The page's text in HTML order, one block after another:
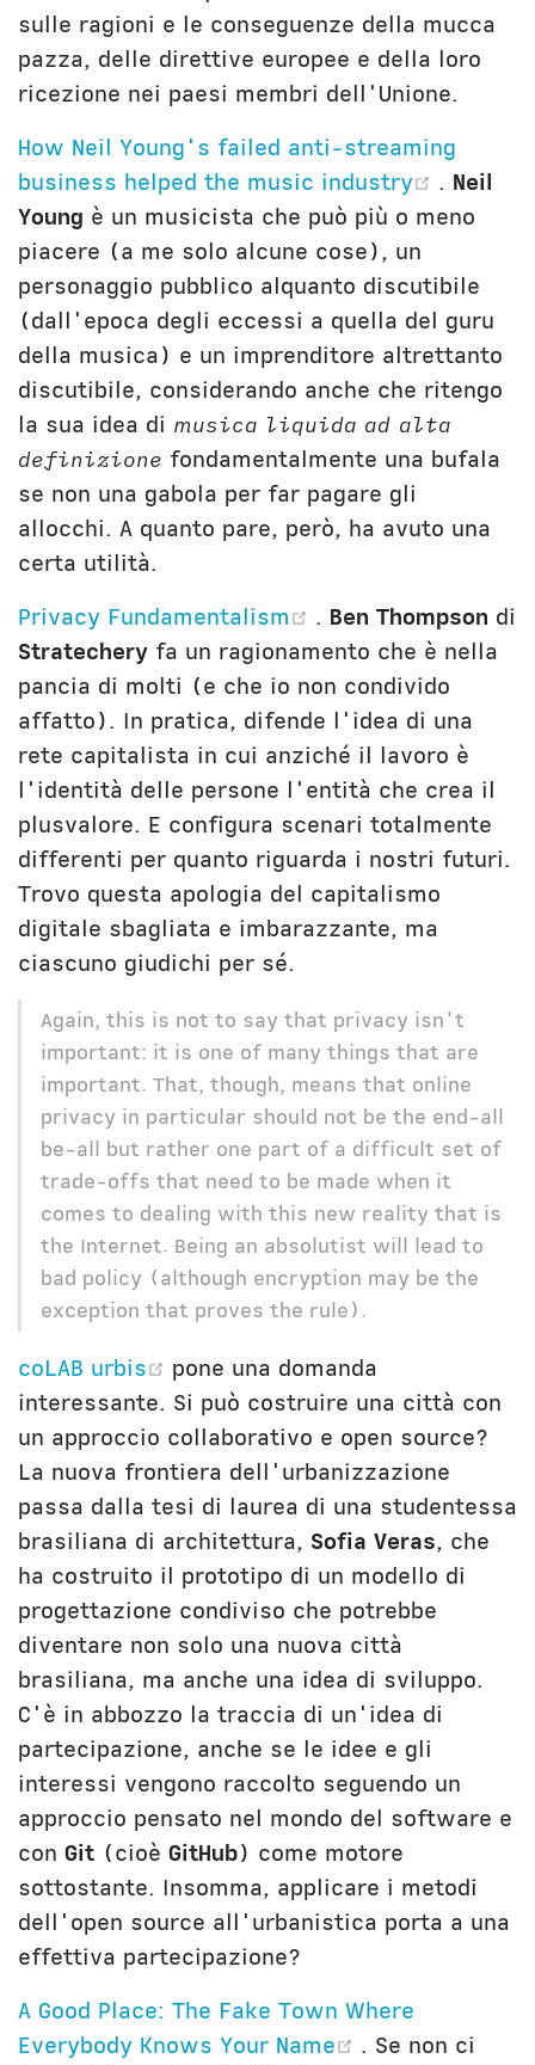
sulle ragioni e le conseguenze della mucca
pazza, delle direttive europee e della loro
ricezione nei paesi membri dell'Unione.
How Neil Young's failed anti-streaming
business helped the music industry
(opens
. Neil
Young è un musicista che può più o meno
piacere (a me solo alcune cose), un
personaggio pubblico alquanto discutibile
(dall'epoca degli eccessi a quella del guru
della musica) e un imprenditore altrettanto
discutibile, considerando anche che ritengo
la sua idea di musica liquida ad alta
definizione fondamentalmente una bufala
se non una gabola per far pagare gli
allocchi. A quanto pare, però, ha avuto una
certa utilità.
Privacy Fundamentalism
(opens new
. Ben Thompson di
Stratechery fa un ragionamento che è nella
pancia di molti (e che io non condivido
affatto). In pratica, difende l'idea di una
rete capitalista in cui anziché il lavoro è
l'identità delle persone l'entità che crea il
plusvalore. E configura scenari totalmente
differenti per quanto riguarda i nostri futuri.
Trovo questa apologia del capitalismo
digitale sbagliata e imbarazzante, ma
ciascuno giudichi per sé.
Again, this is not to say that privacy isn't
important: it is one of many things that are
important. That, though, means that online
privacy in particular should not be the end-all
be-all but rather one part of a difficult set of
trade-offs that need to be made when it
comes to dealing with this new reality that is
the Internet. Being an absolutist will lead to
bad policy (although encryption may be the
exception that proves the rule).
coLAB urbis (opens new window)
pone una domanda
interessante. Si può costruire una città con
un approccio collaborativo e open source?
La nuova frontiera dell'urbanizzazione
passa dalla tesi di laurea di una studentessa
brasiliana di architettura, Sofia Veras, che
ha costruito il prototipo di un modello di
progettazione condiviso che potrebbe
diventare non solo una nuova città
brasiliana, ma anche una idea di sviluppo.
C'è in abbozzo la traccia di un'idea di
partecipazione, anche se le idee e gli
interessi vengono raccolto seguendo un
approccio pensato nel mondo del software e
con Git (cioè GitHub) come motore
sottostante. Insomma, applicare i metodi
dell'open source all'urbanistica porta a una
effettiva partecipazione?
A Good Place: The Fake Town Where
Everybody Knows Your Name
(opens new
. Se non ci